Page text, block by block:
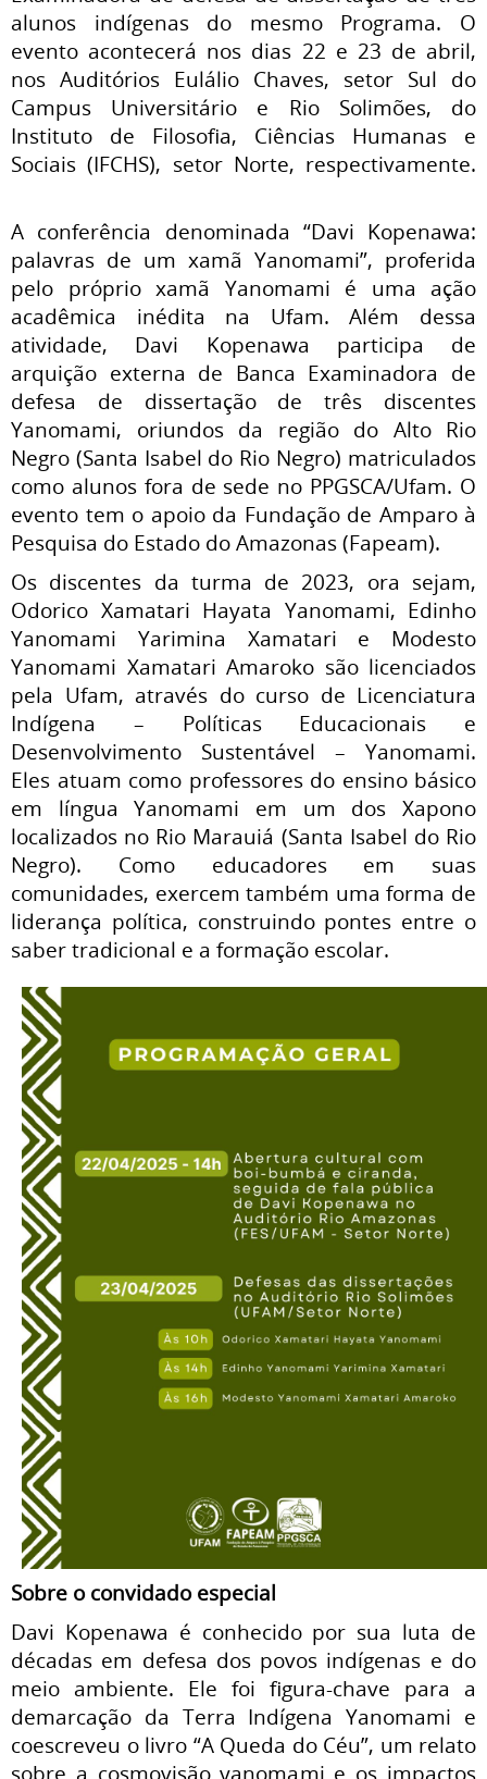
alunos indígenas do mesmo Programa. O
evento acontecerá nos dias 22 e 23 de abril,
nos Auditórios Eulálio Chaves, setor Sul do
Campus Universitário e Rio Solimões, do
Instituto de Filosofia, Ciências Humanas e
Sociais (IFCHS), setor Norte, respectivamente.
A conferência denominada “Davi Kopenawa:
palavras de um xamã Yanomami”, proferida
pelo próprio xamã Yanomami é uma ação
acadêmica inédita na Ufam. Além dessa
atividade, Davi Kopenawa participa de
arquição externa de Banca Examinadora de
defesa de dissertação de três discentes
Yanomami, oriundos da região do Alto Rio
Negro (Santa Isabel do Rio Negro) matriculados
como alunos fora de sede no PPGSCA/Ufam. O
evento tem o apoio da Fundação de Amparo à
Pesquisa do Estado do Amazonas (Fapeam).
Os discentes da turma de 2023, ora sejam,
Odorico Xamatari Hayata Yanomami, Edinho
Yanomami Yarimina Xamatari e Modesto
Yanomami Xamatari Amaroko são licenciados
pela Ufam, através do curso de Licenciatura
Indígena – Políticas Educacionais e
Desenvolvimento Sustentável – Yanomami.
Eles atuam como professores do ensino básico
em língua Yanomami em um dos Xapono
localizados no Rio Marauiá (Santa Isabel do Rio
Negro). Como educadores em suas
comunidades, exercem também uma forma de
liderança política, construindo pontes entre o
saber tradicional e a formação escolar.
Sobre o convidado especial
Davi Kopenawa é conhecido por sua luta de
décadas em defesa dos povos indígenas e do
meio ambiente. Ele foi figura-chave para a
demarcação da Terra Indígena Yanomami e
coescreveu o livro “A Queda do Céu”, um relato
sobre a cosmovisão yanomami e os impactos